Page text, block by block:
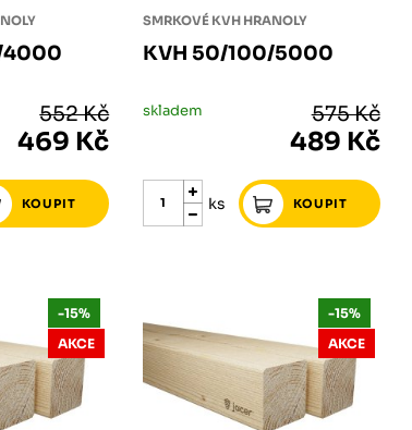
4000
552 Kč
469 Kč
SMRKOVÉ KVH HRANOLY
KVH 50/100/5000
skladem 575 Kč
489 Kč
ks
-15%
AKCE
-15%
AKCE